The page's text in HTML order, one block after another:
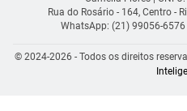
Rua do Rosário - 164, Centro -
WhatsApp: (21) 99056-6576
© 2024-2026 - Todos os direitos